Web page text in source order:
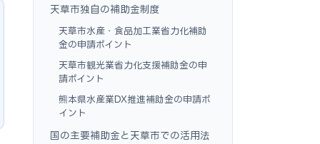
天草市独自の補助金制度
天草市水産・食品加工業省力化補助
金の申請ポイント
天草市観光業省力化支援補助金の申
請ポイント
熊本県水産業DX推進補助金の申請ポ
イント
国の主要補助金と天草市での活用法